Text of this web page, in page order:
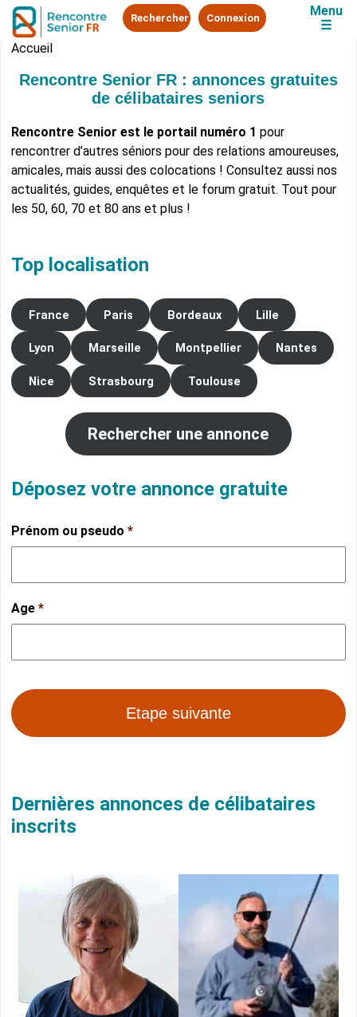
Rechercher Connexion
Menu
☰
Accueil
Rencontre Senior FR : annonces gratuites
de célibataires seniors
Rencontre Senior est le portail numéro 1 pour
rencontrer d’autres séniors pour des relations amoureuses,
amicales, mais aussi des colocations ! Consultez aussi nos
actualités, guides, enquêtes et le forum gratuit. Tout pour
les 50, 60, 70 et 80 ans et plus !
Top localisation
France Paris Bordeaux Lille
Lyon Marseille Montpellier Nantes
Nice Strasbourg Toulouse
Rechercher une annonce
Déposez votre annonce gratuite
Prénom ou pseudo *
Age *
Dernières annonces de célibataires
inscrits